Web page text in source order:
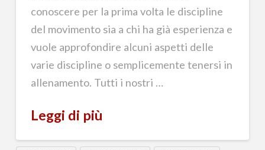
conoscere per la prima volta le discipline
del movimento sia a chi ha già esperienza e
vuole approfondire alcuni aspetti delle
varie discipline o semplicemente tenersi in
allenamento. Tutti i nostri …
Leggi di più